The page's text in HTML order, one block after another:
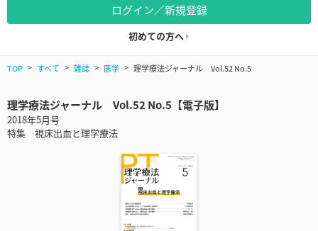
ログイン／新規登録
初めての方へ
TOP すべて 雑誌 医学 理学療法ジャーナル Vol.52 No.5
理学療法ジャーナル Vol.52 No.5【電子版】
2018年5月号
特集 視床出血と理学療法